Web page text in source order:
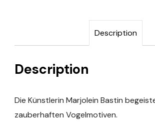
Description
Description
Die Künstlerin Marjolein Bastin
zauberhaften Vogelmotiven.